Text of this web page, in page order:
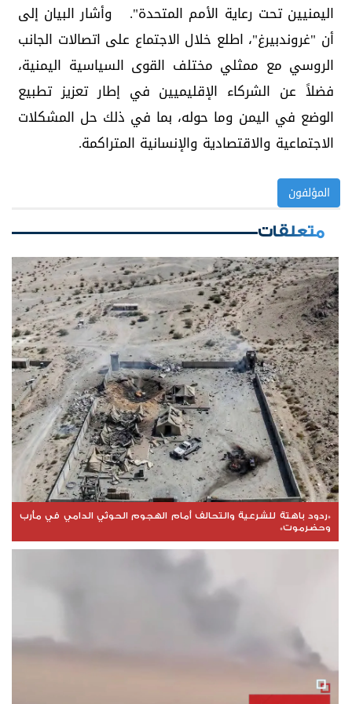
اليمنيين تحت رعاية الأمم المتحدة". وأشار البيان إلى
أن "غروندبيرغ"، اطلع خلال الاجتماع على اتصالات الجانب
الروسي مع ممثلي مختلف القوى السياسية اليمنية،
فضلاً عن الشركاء الإقليميين في إطار تعزيز تطبيع
الوضع في اليمن وما حوله، بما في ذلك حل المشكلات
الاجتماعية والاقتصادية والإنسانية المتراكمة.
المؤلفون
متعلقات
*ردود باهتة للشرعية والتحالف أمام الهجوم الحوثي الدامي في مأرب
وحضرموت*